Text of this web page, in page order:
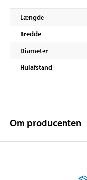
Længde
Bredde
Diameter
Hulafstand
Om producenten